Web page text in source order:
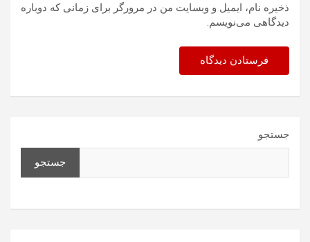
ذخیره نام، ایمیل و وبسایت من در مرورگر برای زمانی که دوباره
دیدگاهی می‌نویسم.
جستجو
جستجو